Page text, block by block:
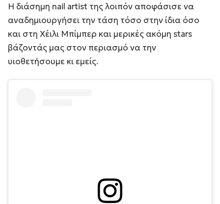
Η διάσημη nail artist της λοιπόν αποφάσισε να
αναδημιουργήσει την τάση τόσο στην ίδια όσο
και στη Χέιλι Μπίμπερ και μερικές ακόμη stars
βάζοντάς μας στον περιασμό να την
υιοθετήσουμε κι εμείς.